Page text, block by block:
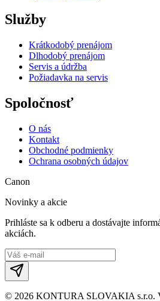
Služby
Krátkodobý prenájom
Dlhodobý prenájom
Servis a údržba
Požiadavka na servis
Spoločnosť
O nás
Kontakt
Obchodné podmienky
Ochrana osobných údajov
Canon
Novinky a akcie
Prihláste sa k odberu a dostávajte
akciách.
© 2026 KONTURA SLOVAKIA s.r.o.